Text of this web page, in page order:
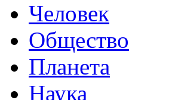
Человек
Общество
Планета
Наука